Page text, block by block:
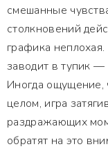
смешанные
столкновений
графика
заводит в тупик
Иногда ощущение,
целом, игра
раздражающих
обратят на это